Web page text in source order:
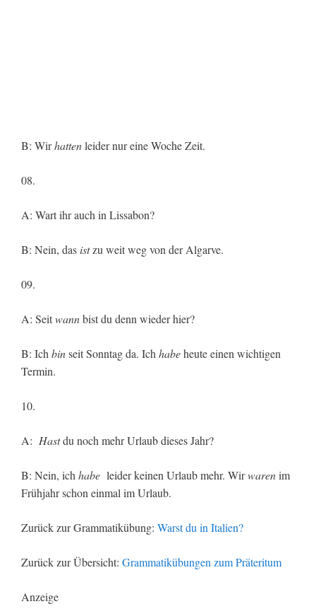
B: Wirhattenleider nur eine Woche Zeit.
08.
A: Wart ihr auch in Lissabon?
B: Nein, das istzu weit weg von der Algarve.
09.
A: Seitwannbist du denn wieder hier?
B: Ich binseit Sonntag da. Ich habeheute einen wichtigen
Termin.
10.
A: Hastdu noch mehr Urlaub dieses Jahr?
B: Nein, ich habe leider keinen Urlaub mehr. Wirwarenim
Frühjahr schon einmal im Urlaub.
Zurück zur Grammatikübung: Warst du in Italien?
Zurück zur Übersicht: Grammatikübungen zum Präteritum
Anzeige